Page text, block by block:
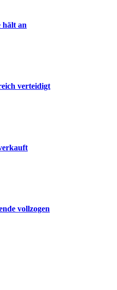
hält an
verteidigt
vollzogen